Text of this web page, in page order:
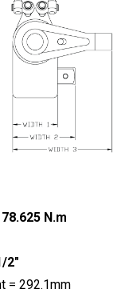
N.m
2″
= 292.1mm